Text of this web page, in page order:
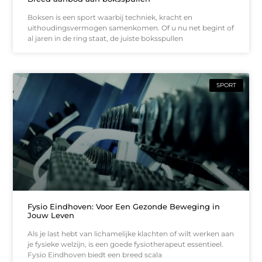
Boksen is een sport waarbij techniek, kracht en
uithoudingsvermogen samenkomen. Of u nu net begint of
al jaren in de ring staat, de juiste boksspullen
SPORT
Fysio Eindhoven: Voor Een Gezonde Beweging in
Jouw Leven
Als je last hebt van lichamelijke klachten of wilt werken aan
je fysieke welzijn, is een goede fysiotherapeut essentieel.
Fysio Eindhoven biedt een breed scala